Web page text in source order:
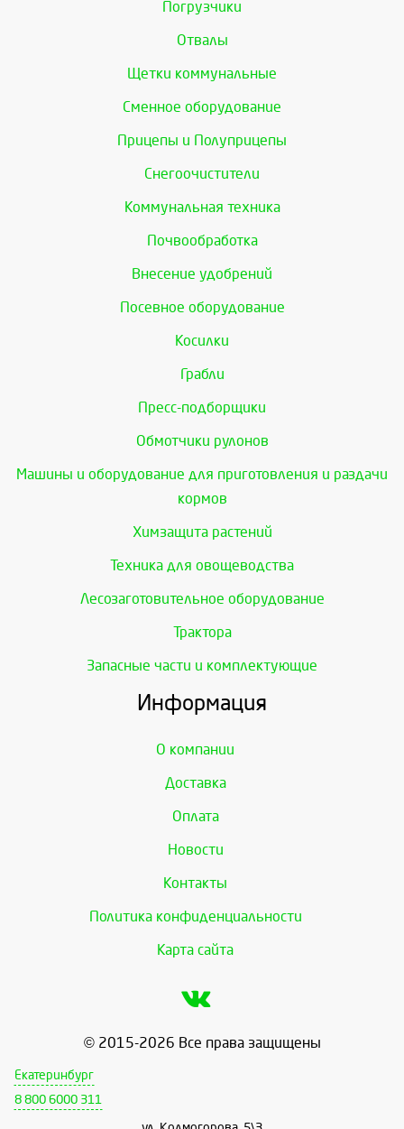
Погрузчики
Отвалы
Щетки коммунальные
Сменное оборудование
Прицепы и Полуприцепы
Снегоочистители
Коммунальная техника
Почвообработка
Внесение удобрений
Посевное оборудование
Косилки
Грабли
Пресс-подборщики
Обмотчики рулонов
Машины и оборудование для приготовления и раздачи
кормов
Химзащита растений
Техника для овощеводства
Лесозаготовительное оборудование
Трактора
Запасные части и комплектующие
Информация
О компании
Доставка
Оплата
Новости
Контакты
Политика конфиденциальности
Карта сайта
© 2015-2026 Все права защищены
Екатеринбург
8 800 6000 311